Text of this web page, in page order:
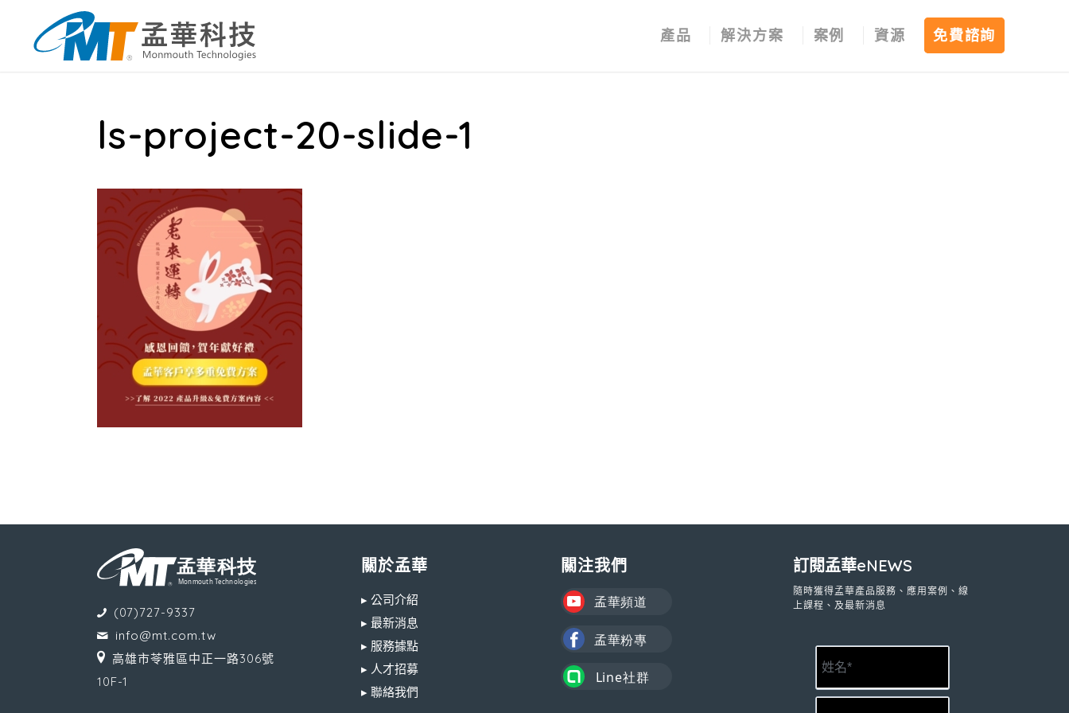
產品 解決方案 案例 資源 免費諮詢
ls-project-20-slide-1
(07)727-9337
info@mt.com.tw
高雄市苓雅區中正一路306號
10F-1
關於孟華
▸ 公司介紹
▸ 最新消息
▸ 服務據點
▸ 人才招募
▸ 聯絡我們
關注我們 訂閱孟華eNEWS
隨時獲得孟華產品服務、應用案例、線
上課程、及最新消息